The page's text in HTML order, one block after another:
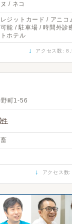
/ ネコ
ジットカード / アニコ
能 / 駐車場 / 時間外診
トホテル
↓ アクセス数:
町1-56
件
↓ アクセス